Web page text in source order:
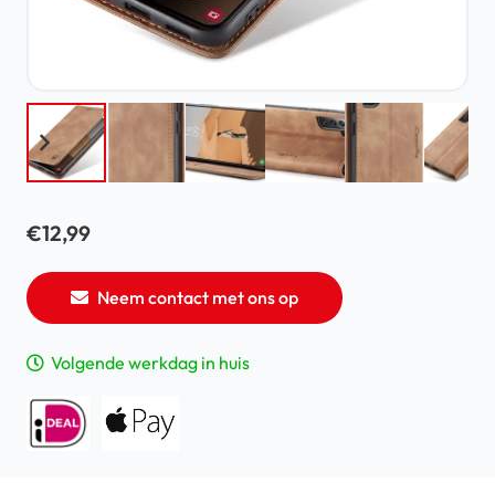
€12,99
Neem contact met ons op
Volgende werkdag in huis